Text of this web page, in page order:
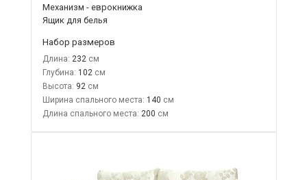
Механизм - еврокнижка
Ящик для белья
Набор размеров
Длина: 232
Глубина: 102
Высота: 92
Ширина спального места: 140
Длина спального места: 200